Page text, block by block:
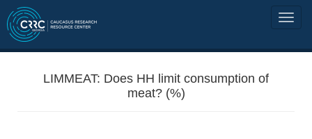
LIMMEAT: Does HH limit consumption of
meat? (%)